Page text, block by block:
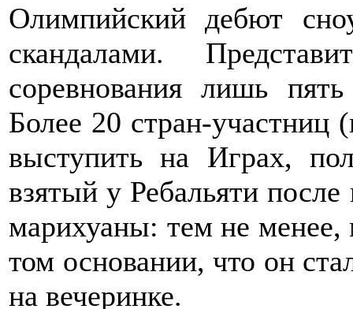
Олимпийский дебют
скандалами.
соревнования лишь
Более 20 стран-
выступить на Играх,
взятый у Ребальяти
марихуаны: тем не менее,
том основании, что он
на вечеринке.